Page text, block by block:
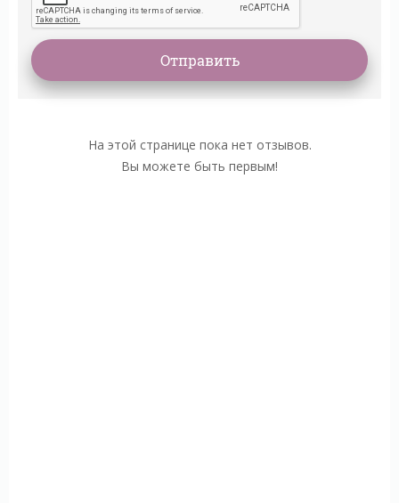
На этой странице пока нет отзывов.
Вы можете быть первым!